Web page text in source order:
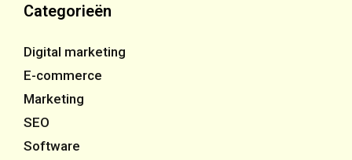
Categorieën
Digital marketing
E-commerce
Marketing
SEO
Software